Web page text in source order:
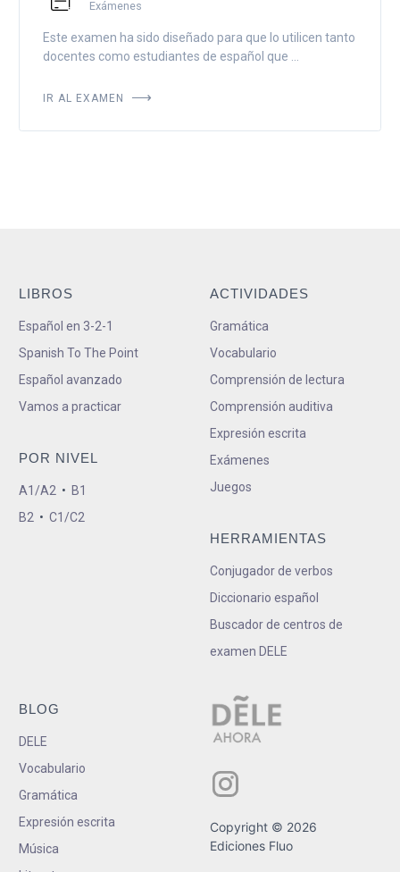
Exámenes
Este examen ha sido diseñado para que lo utilicen tanto
docentes como estudiantes de español que ...
IR AL EXAMEN
LIBROS
Español en 3-2-1
Spanish To The Point
Español avanzado
Vamos a practicar
POR NIVEL
A1/A2 • B1
B2 • C1/C2
ACTIVIDADES
Gramática
Vocabulario
Comprensión de lectura
Comprensión auditiva
Expresión escrita
Exámenes
Juegos
HERRAMIENTAS
Conjugador de verbos
Diccionario español
Buscador de centros de
examen DELE
BLOG
DELE
Vocabulario
Gramática
Expresión escrita
Música
Copyright © 2026
Ediciones Fluo